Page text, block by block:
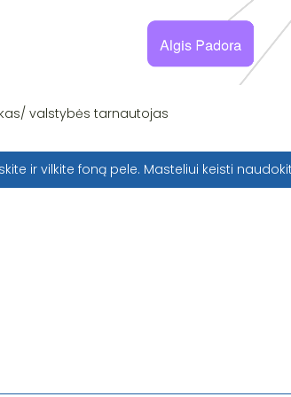
valstybės tarnautojas
ir vilkite foną pele. Masteliui keisti